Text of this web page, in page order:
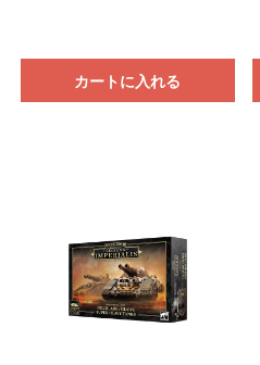
カートに入れる